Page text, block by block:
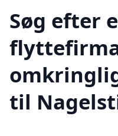
Søg efter
til